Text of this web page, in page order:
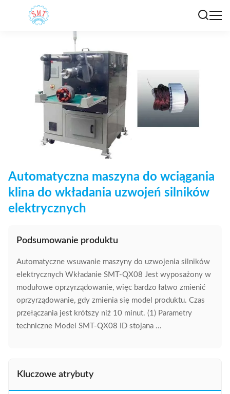
Automatyczna maszyna do wciągania
klina do wkładania uzwojeń silników
elektrycznych
Podsumowanie produktu
Automatyczne wsuwanie maszyny do uzwojenia silników
elektrycznych Wkładanie SMT-QX08 Jest wyposażony w
modułowe oprzyrządowanie, więc bardzo łatwo zmienić
oprzyrządowanie, gdy zmienia się model produktu. Czas
przełączania jest krótszy niż 10 minut. (1) Parametry
techniczne Model SMT-QX08 ID stojana ...
Kluczowe atrybuty